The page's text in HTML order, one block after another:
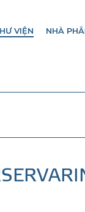
VIỆN NHÀ